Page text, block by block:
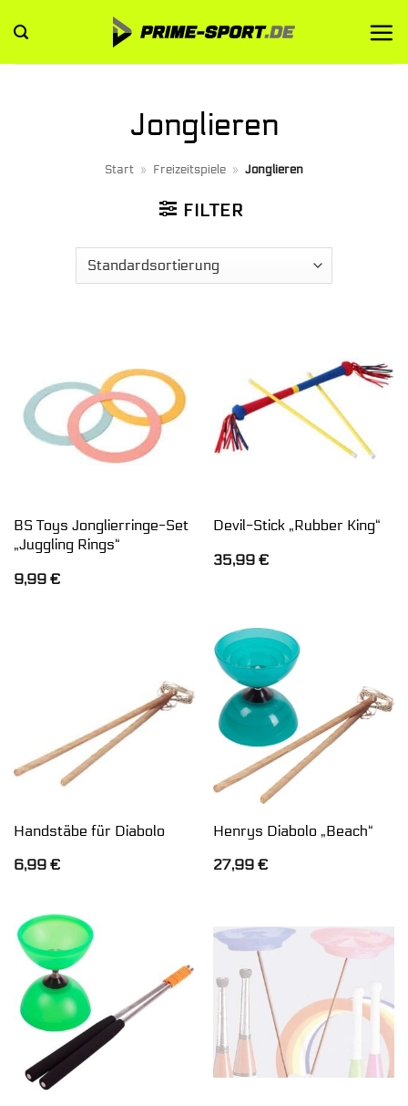
Inhalt
springen
Jonglieren
Start » Freizeitspiele » Jonglieren
FILTER
BS Toys Jonglierringe-Set
„Juggling Rings“
9,99 €
Devil-Stick „Rubber King“
35,99 €
Handstäbe für Diabolo
6,99 €
Henrys Diabolo „Beach“
27,99 €